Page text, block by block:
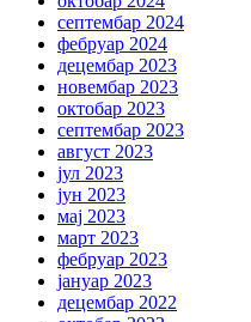
септембар 2024
фебруар 2024
децембар 2023
новембар 2023
октобар 2023
септембар 2023
август 2023
јул 2023
јун 2023
мај 2023
март 2023
фебруар 2023
јануар 2023
децембар 2022